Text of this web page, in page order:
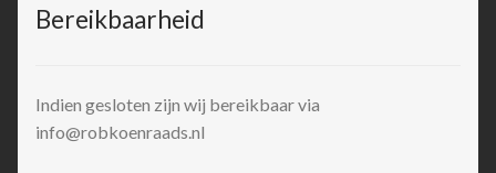
Bereikbaarheid
Indien gesloten zijn wij bereikbaar via
info@robkoenraads.nl